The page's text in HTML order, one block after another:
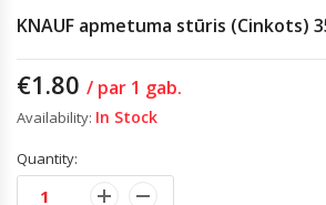
KNAUF apmetuma stūris (Cinkots)
€1.80 / par 1 gab.
Availability: In Stock
Quantity: